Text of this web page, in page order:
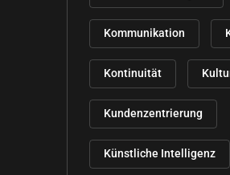
Kommunikation
Kontinuität
Kundenzentrierung
Künstliche Intelligenz